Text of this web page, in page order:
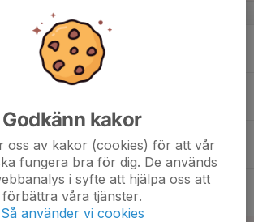
Godkänn kakor
oss av kakor (cookies) för att vår
fungera bra för dig. De används
i syfte att hjälpa oss att
förbättra våra tjänster.
Så använder vi cookies